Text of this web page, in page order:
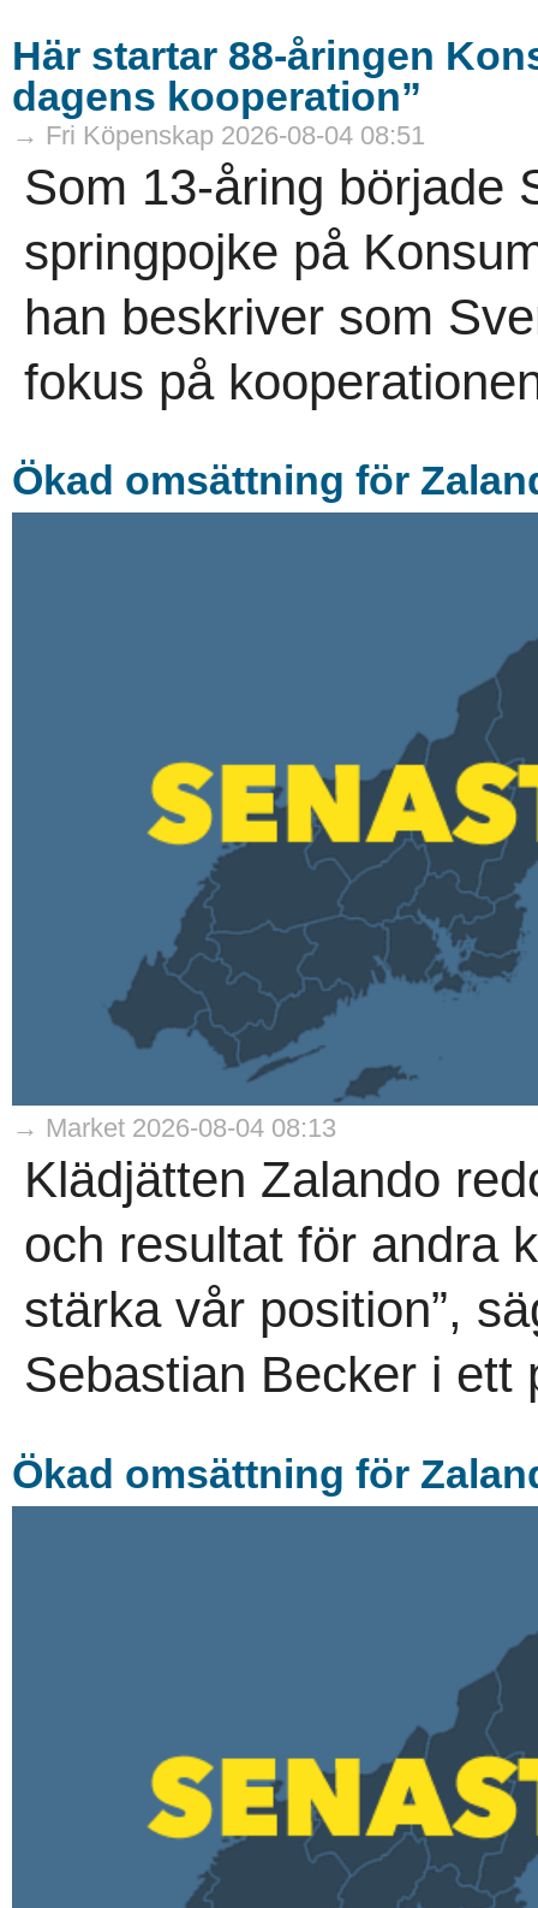
Här startar 88-åringen
dagens kooperation”
→ Fri Köpenskap 2026-08-04 08:51
Som 13-åring började
springpojke på
han beskriver som
fokus på
Ökad omsättning för
→ Market 2026-08-04 08:13
Klädjätten Zalando
och resultat för andra
stärka vår position”,
Sebastian Becker i ett
Ökad omsättning för